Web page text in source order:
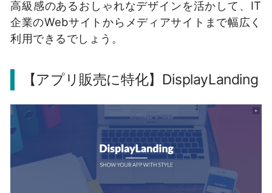
高級感のあるおしゃれなデザインを活かして、IT
企業のWebサイトからメディアサイトまで幅広く
利用できるでしょう。
【アプリ販売に特化】DisplayLanding